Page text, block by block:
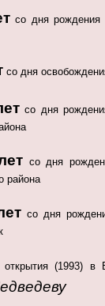
со дня рождения
со дня
со дня
со дня
района
со дня
(1993) в